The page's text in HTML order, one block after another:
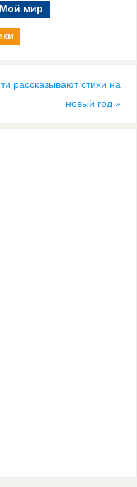
Мой мир
рассказывают стихи на
новый год»